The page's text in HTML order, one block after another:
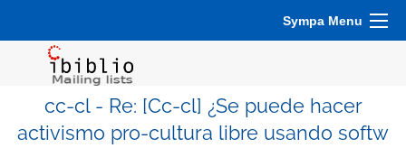
Sympa Menu
cc-cl - Re: [Cc-cl] ¿Se puede hacer
activismo pro-cultura libre usando softw